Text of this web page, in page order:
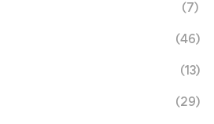
(7)
(46)
(13)
(29)